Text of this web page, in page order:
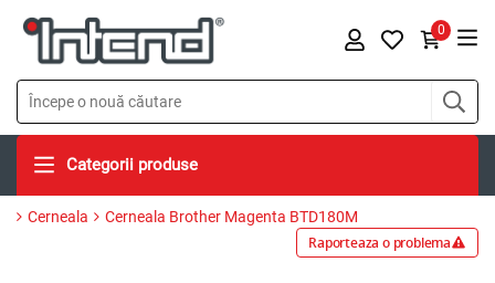
0
Categorii produse
Cerneala Cerneala Brother Magenta BTD180M
Raporteaza o problema